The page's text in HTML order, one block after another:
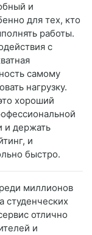
и
для тех, кто
работы.
с
самому
нагрузку.
хороший
и держать
и
быстро.
миллионов
студенческих
отлично
и